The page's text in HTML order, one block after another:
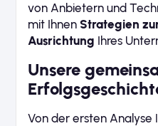
von Anbietern und
mit IhnenStrategien
Ausrichtung Ihres
Unsere
Von der ersten Analyse